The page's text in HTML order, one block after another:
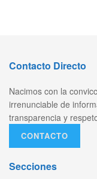
Contacto Directo
Nacimos con la
irrenunciable de
transparencia y
CONTACTO
Secciones